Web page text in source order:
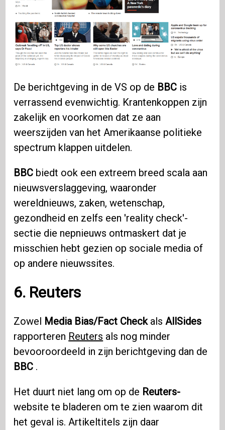
De berichtgeving in de VS op de BBC is
verrassend evenwichtig. Krantenkoppen zijn
zakelijk en voorkomen dat ze aan
weerszijden van het Amerikaanse politieke
spectrum klappen uitdelen.
BBC biedt ook een extreem breed scala aan
nieuwsverslaggeving, waaronder
wereldnieuws, zaken, wetenschap,
gezondheid en zelfs een 'reality check'-
sectie die nepnieuws ontmaskert dat je
misschien hebt gezien op sociale media of
op andere nieuwssites.
6. Reuters
Zowel Media Bias/Fact CheckalsAllSides
rapporteren Reuters als nog minder
bevooroordeeld in zijn berichtgeving dan de
BBC .
Het duurt niet lang om op de Reuters-
website te bladeren om te zien waarom dit
het geval is. Artikeltitels zijn daar